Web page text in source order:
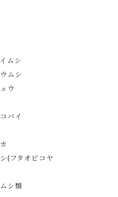
ムシ
ムシ
ウ
バイ
(フタオビコヤ
シ類